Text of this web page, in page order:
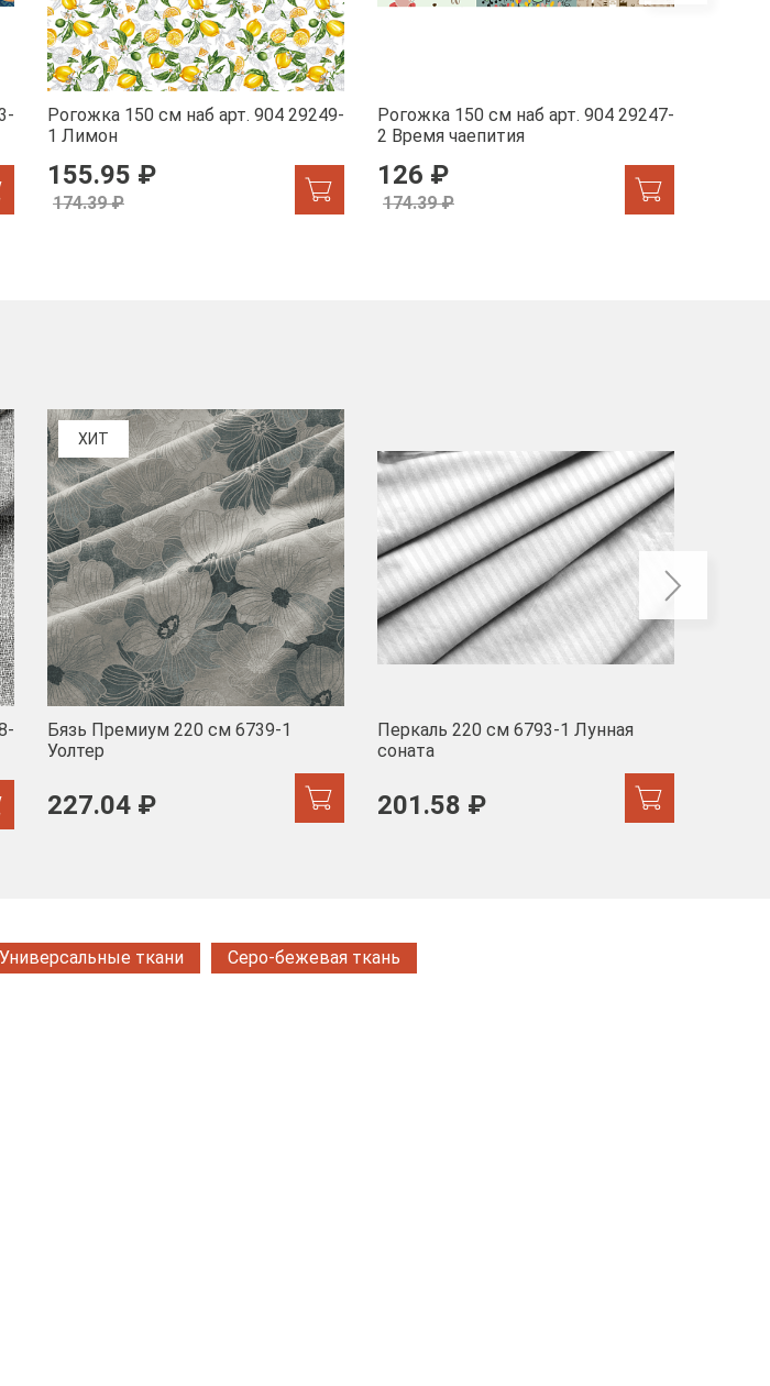
Рогожка 150 см наб арт. 904 29249-
1 Лимон
155.95 ₽
174.39 ₽
Рогожка 150 см наб арт. 904 29247-
2 Время чаепития
126 ₽
174.39 ₽
ХИТ
Бязь Премиум 220 см 6739-1
Уолтер
227.04 ₽
Перкаль 220 см 6793-1 Лунная
соната
201.58 ₽
Универсальные ткани Серо-бежевая ткань